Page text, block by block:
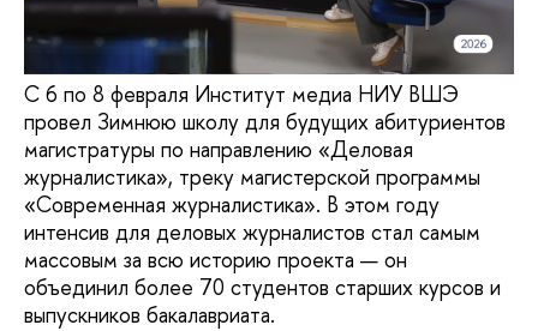
С 6 по 8 февраля Институт медиа НИУ ВШЭ
провел Зимнюю школу для будущих абитуриентов
магистратуры по направлению «Деловая
журналистика», треку магистерской программы
«Современная журналистика». В этом году
интенсив для деловых журналистов стал самым
массовым за всю историю проекта — он
объединил более 70 студентов старших курсов и
выпускников бакалавриата.